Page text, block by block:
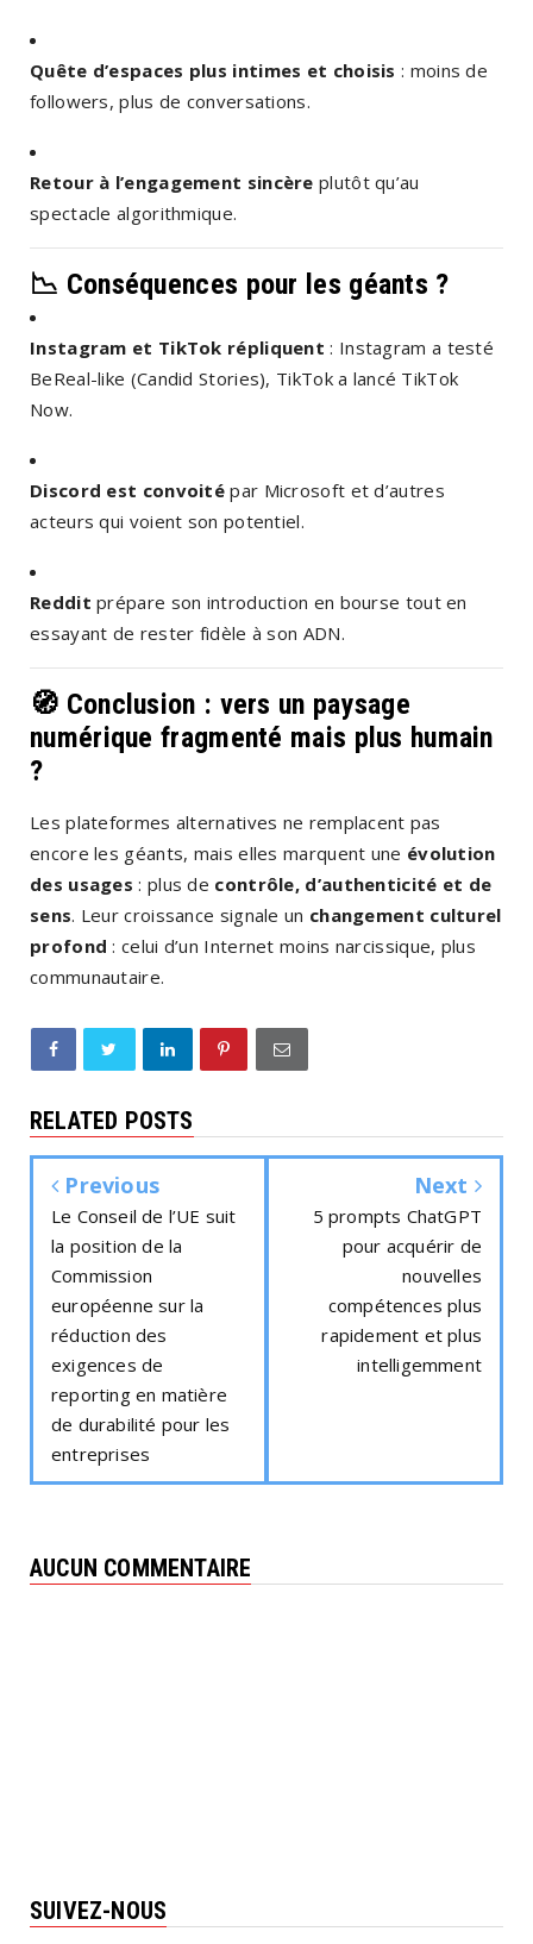
Quête d’espaces plus intimes et choisis : moins de
followers, plus de conversations.
Retour à l’engagement sincère plutôt qu’au
spectacle algorithmique.
📉 Conséquences pour les géants ?
Instagram et TikTok répliquent : Instagram a testé
BeReal-like (Candid Stories), TikTok a lancé TikTok
Now.
Discord est convoité par Microsoft et d’autres
acteurs qui voient son potentiel.
Reddit prépare son introduction en bourse tout en
essayant de rester fidèle à son ADN.
🧭 Conclusion : vers un paysage
numérique fragmenté mais plus humain
?
Les plateformes alternatives ne remplacent pas
encore les géants, mais elles marquent une évolution
des usages : plus de contrôle, d’authenticité et de
sens. Leur croissance signale un changement culturel
profond : celui d’un Internet moins narcissique, plus
communautaire.
RELATED POSTS
Previous
Le Conseil de l’UE suit
la position de la
Commission
européenne sur la
réduction des
exigences de
reporting en matière
de durabilité pour les
entreprises
Next
5 prompts ChatGPT
pour acquérir de
nouvelles
compétences plus
rapidement et plus
intelligemment
AUCUN COMMENTAIRE
SUIVEZ-NOUS